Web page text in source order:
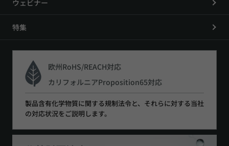
ウェビナー
特集
欧州RoHS/REACH対応
カリフォルニアProposition65対応
製品含有化学物質に関する規制法令と、それらに対する当社
の対応状況をご説明します。